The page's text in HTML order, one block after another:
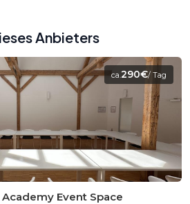
Anbieters
ca.290€/ Tag
Event Space